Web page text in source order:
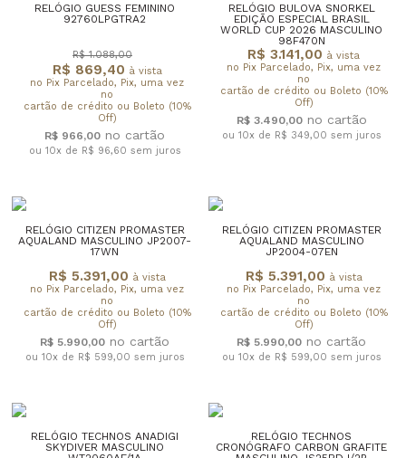
RELÓGIO GUESS FEMININO
92760LPGTRA2
R$ 869,40 à vista
no Pix Parcelado, Pix, uma vez
no
cartão de crédito ou Boleto (10%
Off)
R$ 1.088,00
R$ 966,00
ou 10x de R$ 96,60 sem juros
RELÓGIO BULOVA SNORKEL
EDIÇÃO ESPECIAL BRASIL
WORLD CUP 2026 MASCULINO
98F470N
R$ 3.141,00 à vista
no Pix Parcelado, Pix, uma vez
no
cartão de crédito ou Boleto (10%
Off)
R$ 3.490,00
ou 10x de R$ 349,00 sem juros
RELÓGIO CITIZEN PROMASTER
AQUALAND MASCULINO JP2007-
17WN
R$ 5.391,00 à vista
no Pix Parcelado, Pix, uma vez
no
cartão de crédito ou Boleto (10%
Off)
R$ 5.990,00
ou 10x de R$ 599,00 sem juros
RELÓGIO CITIZEN PROMASTER
AQUALAND MASCULINO
JP2004-07EN
R$ 5.391,00 à vista
no Pix Parcelado, Pix, uma vez
no
cartão de crédito ou Boleto (10%
Off)
R$ 5.990,00
ou 10x de R$ 599,00 sem juros
RELÓGIO TECHNOS ANADIGI
SKYDIVER MASCULINO
RELÓGIO TECHNOS
CRONÓGRAFO CARBON GRAFITE